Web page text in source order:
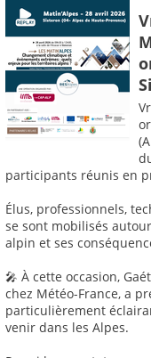
participants réunis en
Élus, professionnels,
se sont mobilisés
alpin et ses
🎤 À cette occasion,
chez Météo-France, a
particulièrement
venir dans les Alpes.